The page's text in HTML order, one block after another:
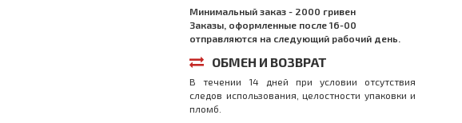
Минимальный заказ - 2000 гривен
Заказы, оформленные после 16-00
отправляются на следующий рабочий день.
ОБМЕН И ВОЗВРАТ
В течении 14 дней при условии отсутствия
следов использования, целостности упаковки и
пломб.